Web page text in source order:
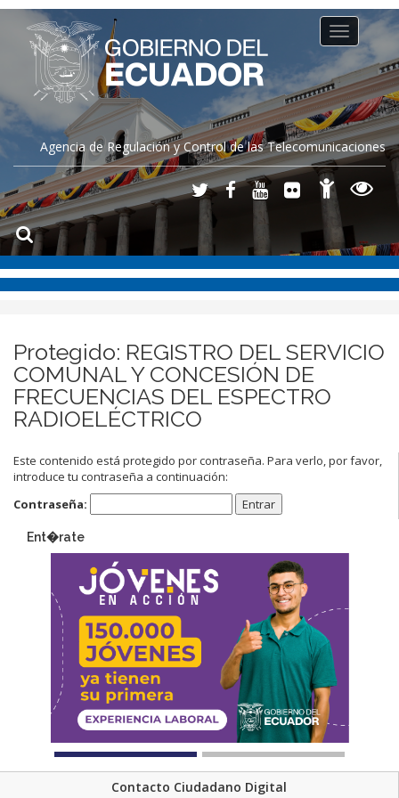
Agencia de Regulación y Control de las Telecomunicaciones
Toggle
navigation
Protegido: REGISTRO DEL SERVICIO
COMUNAL Y CONCESIÓN DE
FRECUENCIAS DEL ESPECTRO
RADIOELÉCTRICO
Este contenido está protegido por contraseña. Para verlo, por favor,
introduce tu contraseña a continuación:
Contraseña:
Ent�rate
Contacto Ciudadano Digital